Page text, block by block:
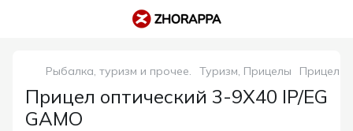
Рыбалка, туризм и прочее. Туризм, Прицелы Прицел
Прицел оптический 3-9X40 IP/EG
GAMO